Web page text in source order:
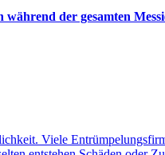
der gesamten
Viele